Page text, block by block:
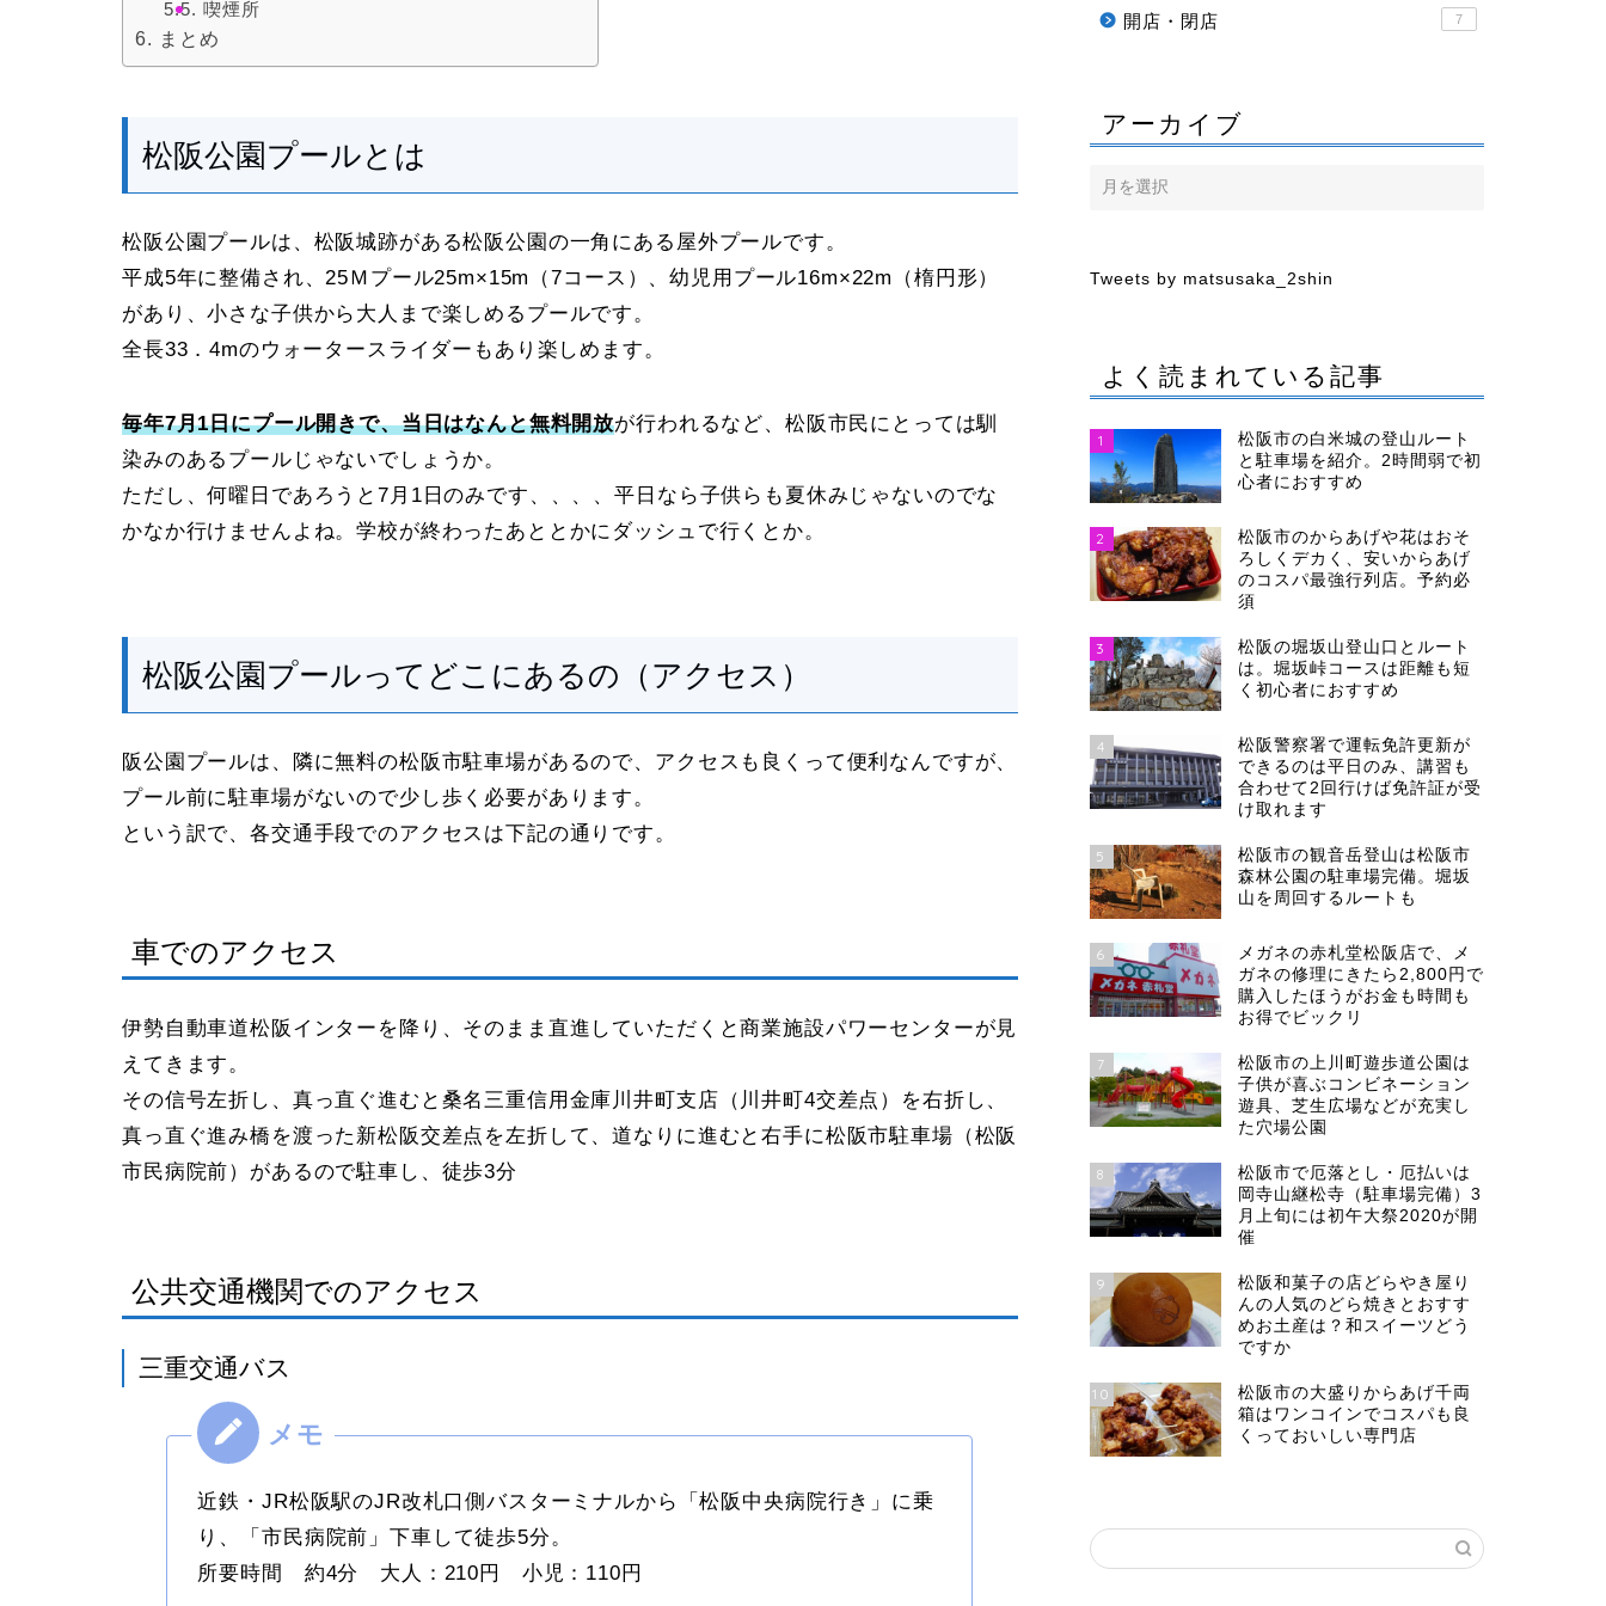
喫煙所
まとめ
松阪公園プールとは
松阪公園プールは、松阪城跡がある松阪公園の一角にある屋外プールです。
平成5年に整備され、25Ｍプール25m×15m（7コース）、幼児用プール16m×22m（楕円形）
があり、小さな子供から大人まで楽しめるプールです。
全長33．4mのウォータースライダーもあり楽しめます。
毎年7月1日にプール開きで、当日はなんと無料開放が行われるなど、松阪市民にとっては馴
染みのあるプールじゃないでしょうか。
ただし、何曜日であろうと7月1日のみです、、、、平日なら子供らも夏休みじゃないのでな
かなか行けませんよね。学校が終わったあととかにダッシュで行くとか。
松阪公園プールってどこにあるの（アクセス）
阪公園プールは、隣に無料の松阪市駐車場があるので、アクセスも良くって便利なんですが、
プール前に駐車場がないので少し歩く必要があります。
という訳で、各交通手段でのアクセスは下記の通りです。
車でのアクセス
伊勢自動車道松阪インターを降り、そのまま直進していただくと商業施設パワーセンターが見
えてきます。
その信号左折し、真っ直ぐ進むと桑名三重信用金庫川井町支店（川井町4交差点）を右折し、
真っ直ぐ進み橋を渡った新松阪交差点を左折して、道なりに進むと右手に松阪市駐車場（松阪
市民病院前）があるので駐車し、徒歩3分
公共交通機関でのアクセス
三重交通バス
近鉄・JR松阪駅のJR改札口側バスターミナルから「松阪中央病院行き」に乗
り、「市民病院前」下車して徒歩5分。
所要時間 約4分 大人：210円 小児：110円
開店・閉店 7
アーカイブ
Tweets by matsusaka_2shin
よく読まれている記事
1
松阪市の白米城の登山ルート
と駐車場を紹介。2時間弱で初
心者におすすめ
2
松阪市のからあげや花はおそ
ろしくデカく、安いからあげ
のコスパ最強行列店。予約必
須
3
松阪の堀坂山登山口とルート
は。堀坂峠コースは距離も短
く初心者におすすめ
4
松阪警察署で運転免許更新が
できるのは平日のみ、講習も
合わせて2回行けば免許証が受
け取れます
5
松阪市の観音岳登山は松阪市
森林公園の駐車場完備。堀坂
山を周回するルートも
6
メガネの赤札堂松阪店で、メ
ガネの修理にきたら2,800円で
購入したほうがお金も時間も
お得でビックリ
7
松阪市の上川町遊歩道公園は
子供が喜ぶコンビネーション
遊具、芝生広場などが充実し
た穴場公園
8
松阪市で厄落とし・厄払いは
岡寺山継松寺（駐車場完備）3
月上旬には初午大祭2020が開
催
9
松阪和菓子の店どらやき屋り
んの人気のどら焼きとおすす
めお土産は？和スイーツどう
ですか
10
松阪市の大盛りからあげ千両
箱はワンコインでコスパも良
くっておいしい専門店